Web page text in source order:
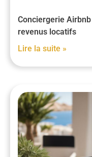
Conciergerie
revenus locatifs
Lire la suite »